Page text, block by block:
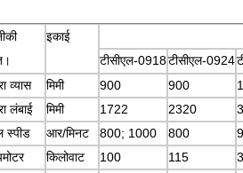
इकाई
टीसीएल-0918टीसीएल-0924
व्यास
मिमी 900 900
लंबाई
मिमी 1722 2320
स्पीड
आर/मिनट 800; 1000 800
किलोवाट 100 115